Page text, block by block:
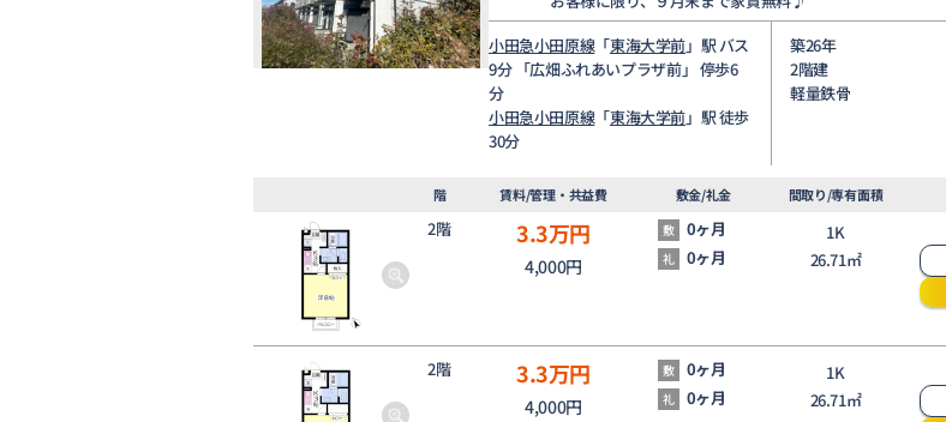
小田急小田原線「東海大学前」駅 バス
9分 「広畑ふれあいプラザ前」 停歩6
分
小田急小田原線「東海大学前」駅 徒歩
30分
築26年
2階建
軽量鉄骨
階 賃料/管理・共益費 敷金/礼金 間取り/専有面積
2階 3.3万円
4,000円
敷 0ヶ月
礼 0ヶ月
1K
26.71㎡
2階 3.3万円
4,000円
敷 0ヶ月
礼 0ヶ月
1K
26.71㎡